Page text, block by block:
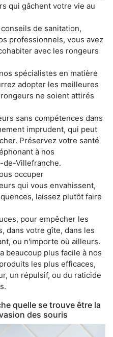
qui gâchent votre vie au
de sanitation,
professionnels, vous avez
avec les rongeurs
spécialistes en matière
adopter les meilleures
ne soient attirés
sans compétences dans
imprudent, qui peut
Préservez votre santé
à nos
de-Villefranche.
occuper
qui vous envahissent,
laissez plutôt faire
pour empêcher les
dans votre gîte, dans les
ou n'importe où ailleurs.
beaucoup plus facile à nos
les plus efficaces,
un répulsif, ou du raticide
quelle se trouve être la
des souris